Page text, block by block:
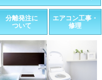
ったら
たら
たら
たら
分離発注に
ついて
エアコン工事・
修理